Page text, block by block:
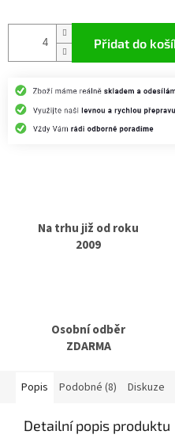
Přidat do
Na trhu již od roku
2009
Osobní odběr
ZDARMA
Popis Podobné (8) Diskuze
Detailní popis produktu